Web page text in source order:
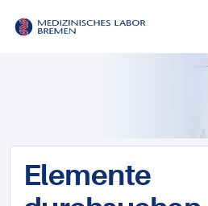
Elemente